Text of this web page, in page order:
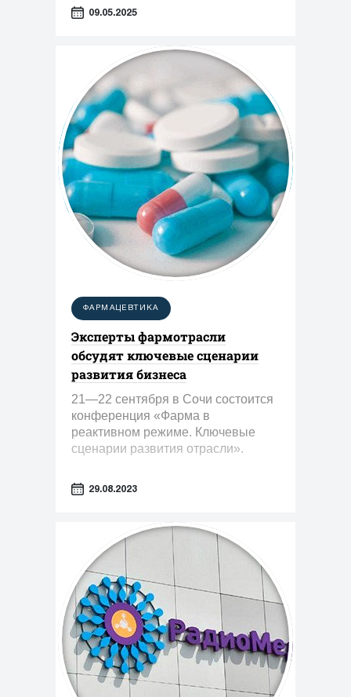
09.05.2025
ФАРМАЦЕВТИКА
Эксперты фармотрасли
обсудят ключевые сценарии
развития бизнеса
21—22 сентября в Сочи состоится
конференция «Фарма в
реактивном режиме. Ключевые
сценарии развития отрасли».
29.08.2023